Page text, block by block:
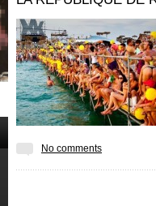
No comments